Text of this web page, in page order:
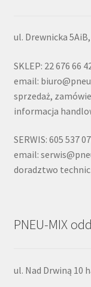
ul. Drewnicka
SKLEP: 22 676 66
email:
sprzedaż,
informacja
SERWIS: 605 537
email:
doradztwo
PNEU-MIX
ul. Nad Drwiną 10